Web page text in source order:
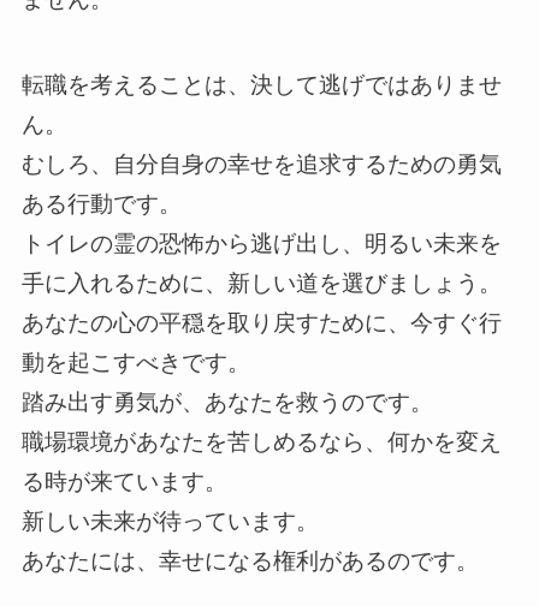
転職を考えることは、決して逃げではありませ
ん。
むしろ、自分自身の幸せを追求するための勇気
ある行動です。
トイレの霊の恐怖から逃げ出し、明るい未来を
手に入れるために、新しい道を選びましょう。
あなたの心の平穏を取り戻すために、今すぐ行
動を起こすべきです。
踏み出す勇気が、あなたを救うのです。
職場環境があなたを苦しめるなら、何かを変え
る時が来ています。
新しい未来が待っています。
あなたには、幸せになる権利があるのです。